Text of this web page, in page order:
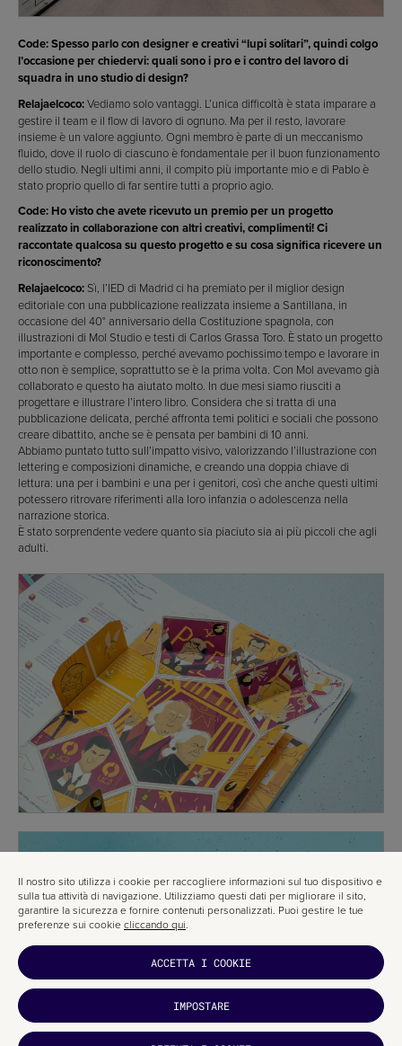
Code: Spesso parlo con designer e creativi “lupi solitari”, quindi colgo
l’occasione per chiedervi: quali sono i pro e i contro del lavoro di
squadra in uno studio di design?
Relajaelcoco:Vediamo solo vantaggi. L’unica difficoltà è stata imparare a
gestire il team e il flow di lavoro di ognuno. Ma per il resto, lavorare
insieme è un valore aggiunto. Ogni membro è parte di un meccanismo
fluido, dove il ruolo di ciascuno è fondamentale per il buon funzionamento
dello studio. Negli ultimi anni, il compito più importante mio e di Pablo è
stato proprio quello di far sentire tutti a proprio agio.
Code: Ho visto che avete ricevuto un premio per un progetto
realizzato in collaborazione con altri creativi, complimenti! Ci
raccontate qualcosa su questo progetto e su cosa significa ricevere un
riconoscimento?
Relajaelcoco: Sì, l’IED di Madrid ci ha premiato per il miglior design
editoriale con una pubblicazione realizzata insieme a Santillana, in
occasione del 40° anniversario della Costituzione spagnola, con
illustrazioni di Mol Studio e testi di Carlos Grassa Toro. È stato un progetto
importante e complesso, perché avevamo pochissimo tempo e lavorare in
otto non è semplice, soprattutto se è la prima volta. Con Mol avevamo già
collaborato e questo ha aiutato molto. In due mesi siamo riusciti a
progettare e illustrare l’intero libro. Considera che si tratta di una
pubblicazione delicata, perché affronta temi politici e sociali che possono
creare dibattito, anche se è pensata per bambini di 10 anni.
Abbiamo puntato tutto sull’impatto visivo, valorizzando l’illustrazione con
lettering e composizioni dinamiche, e creando una doppia chiave di
lettura: una per i bambini e una per i genitori, così che anche questi ultimi
potessero ritrovare riferimenti alla loro infanzia o adolescenza nella
narrazione storica.
È stato sorprendente vedere quanto sia piaciuto sia ai più piccoli che agli
adulti.
Il nostro sito utilizza i cookie per raccogliere informazioni sul tuo dispositivo e
sulla tua attività di navigazione. Utilizziamo questi dati per migliorare il sito,
garantire la sicurezza e fornire contenuti personalizzati. Puoi gestire le tue
preferenze sui cookiecliccando qui.
ACCETTA I COOKIE
IMPOSTARE